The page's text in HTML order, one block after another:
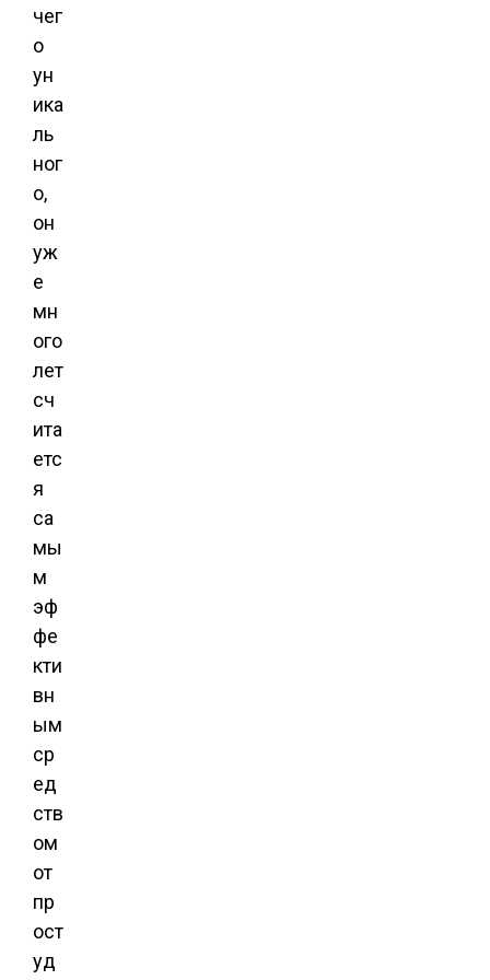
чег
о
ун
ика
ль
ног
о,
он
уж
е
мн
ого
лет
сч
ита
етс
я
са
мы
м
эф
фе
кти
вн
ым
ср
ед
ств
ом
от
пр
ост
уд